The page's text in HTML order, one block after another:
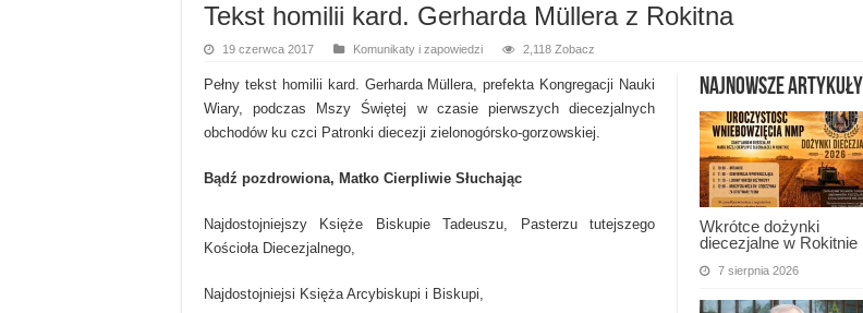
Tekst homilii kard. Gerharda Müllera z Rokitna
19 czerwca 2017 Komunikaty i zapowiedzi 2,118 Zobacz
Najnowsze artykuły
Wkrótce dożynki
diecezjalne w Rokitnie
7 sierpnia 2026
Pełny tekst homilii kard. Gerharda Müllera, prefekta Kongregacji Nauki
Wiary, podczas Mszy Świętej w czasie pierwszych diecezjalnych
obchodów ku czci Patronki diecezji zielonogórsko-gorzowskiej.
Bądź pozdrowiona, Matko Cierpliwie Słuchając
Najdostojniejszy Księże Biskupie Tadeuszu, Pasterzu tutejszego
Kościoła Diecezjalnego,
Najdostojniejsi Księża Arcybiskupi i Biskupi,